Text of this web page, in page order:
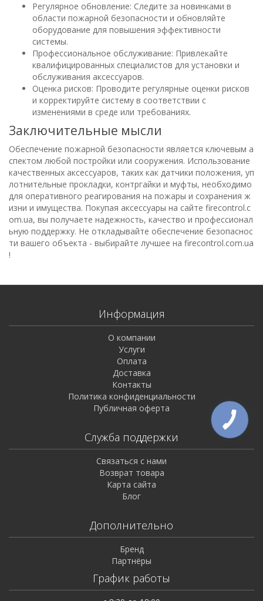
Регулярное обновление: Следите за новинками в
области пожарной безопасности и обновляйте
оборудование для повышения эффективности
системы.
Профессиональное обслуживание: Привлекайте
квалифицированных специалистов для установки и
обслуживания аксессуаров.
Оценка рисков: Проводите регулярные оценки рисков
и корректируйте систему в соответствии с
изменениями в среде или требованиях.
Заключительные мысли
Обеспечение пожарной безопасности является ключевым а
спектом любой постройки или сооружения. Использование
качественных аксессуаров, таких как датчики положения, уп
лотнительные прокладки, контргайки и муфты, необходимо
для оперативного реагирования на пожары и сохранения ж
изни и имущества. Покупая аксессуары на сайте firecontrol.c
om.ua, вы получаете надежность, качество и профессионал
ьную поддержку. Не откладывайте обеспечение безопаснос
ти вашего объекта - выбирайте лучшее на firecontrol.com.ua
!
Информация
О компании
Услуги
Оплата
Доставка
Контакты
Политика конфиденциальности
Публичная оферта
Служба поддержки
Связаться с нами
Возврат товара
Карта сайта
Блог
Дополнительно
Бренд
Партнёры
График работы